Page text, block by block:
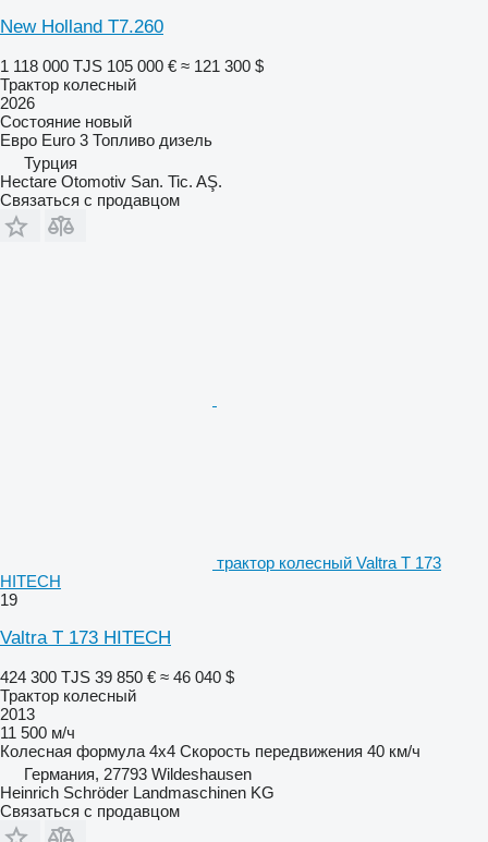
New Holland T7.260
1 118 000 TJS 105 000 € ≈ 121 300 $
Трактор колесный
2026
Состояние новый
Евро Euro 3 Топливо дизель
Турция
Hectare Otomotiv San. Tic. AŞ.
Связаться с продавцом
трактор колесный Valtra T 173
HITECH
19
Valtra T 173 HITECH
424 300 TJS 39 850 € ≈ 46 040 $
Трактор колесный
2013
11 500 м/ч
Колесная формула 4x4 Скорость передвижения 40 км/ч
Германия, 27793 Wildeshausen
Heinrich Schröder Landmaschinen KG
Связаться с продавцом